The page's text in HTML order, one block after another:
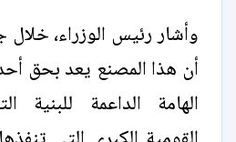
وأشار رئيس الوزراء، خلال
أن هذا المصنع يعد بحق
الهامة الداعمة للبنية